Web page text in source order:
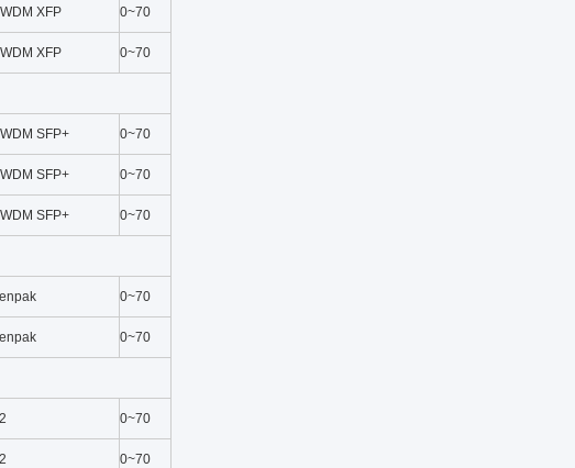
XFP 0~70
XFP 0~70
SFP+ 0~70
SFP+ 0~70
SFP+ 0~70
0~70
0~70
0~70
0~70